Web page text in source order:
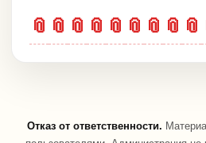
📎 📎 📎 📎 📎 📎 📎 📎 📎
Отказ от ответственности.